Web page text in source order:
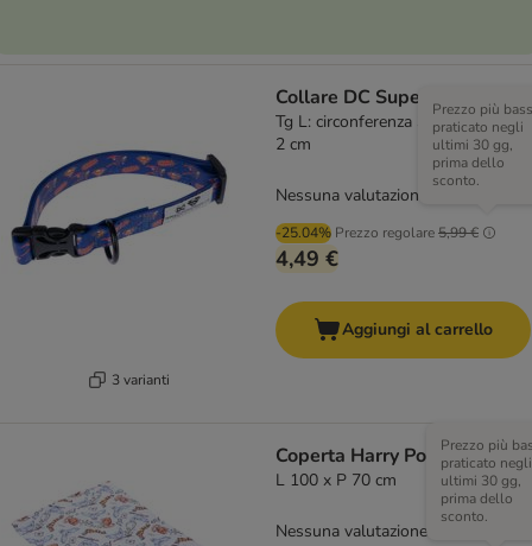
3 varianti
Collare DC Superman, blu
Tg L: circonferenza 35 - 56 cm x H
2 cm
-25.04% Prezzo regolare5,99 €
Prezzo più
praticato negli
ultimi 30 gg,
prima dello
sconto.
4,49 €
Nessuna valutazione
Aggiungi al carrello
Coperta Harry Potter Edvige
L 100 x P 70 cm
Prezzo più
praticato negli
ultimi 30 gg,
prima dello
sconto.
Nessuna valutazione